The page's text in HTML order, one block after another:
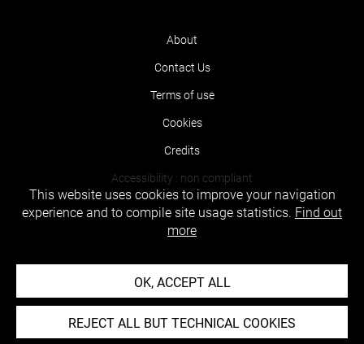
About
Contact Us
Terms of use
Cookies
Credits
Accessibility : non compliant
This website uses cookies to improve your navigation
experience and to compile site usage statistics. Find out
more
OK, ACCEPT ALL
REJECT ALL BUT TECHNICAL COOKIES